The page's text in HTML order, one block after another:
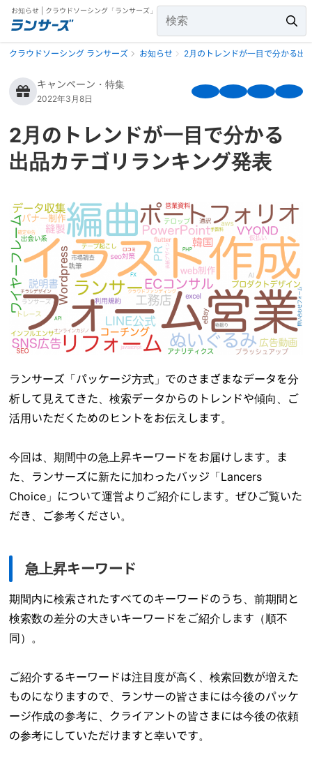
お知らせ | クラウドソーシング「ランサーズ」
クラウドソーシング ランサーズ お知らせ 2月のトレンドが一目で分かる出
キャンペーン・特集
2022年3月8日
2月のトレンドが一目で分かる
出品カテゴリランキング発表
ランサーズ「パッケージ方式」でのさまざまなデータを分
析して見えてきた、検索データからのトレンドや傾向、ご
活用いただくためのヒントをお伝えします。
今回は、期間中の急上昇キーワードをお届けします。ま
た、ランサーズに新たに加わったバッジ「Lancers
Choice」について運営よりご紹介にします。ぜひご覧いた
だき、ご参考ください。
急上昇キーワード
期間内に検索されたすべてのキーワードのうち、前期間と
検索数の差分の大きいキーワードをご紹介します（順不
同）。
ご紹介するキーワードは注目度が高く、検索回数が増えた
ものになりますので、ランサーの皆さまには今後のパッケ
ージ作成の参考に、クライアントの皆さまには今後の依頼
の参考にしていただけますと幸いです。